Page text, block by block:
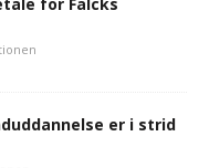
er i strid